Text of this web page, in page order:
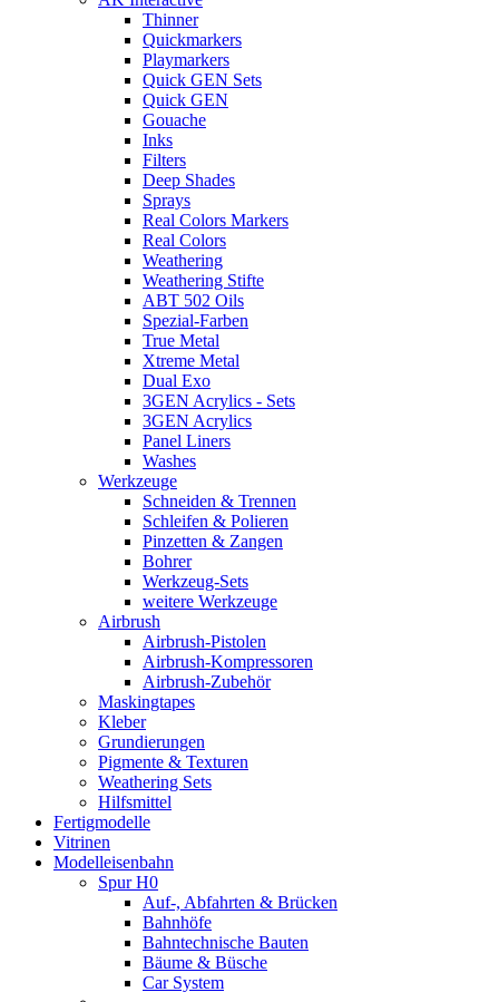
Thinner
Quickmarkers
Playmarkers
Quick GEN Sets
Quick GEN
Gouache
Inks
Filters
Deep Shades
Sprays
Real Colors Markers
Real Colors
Weathering
Weathering Stifte
ABT 502 Oils
Spezial-Farben
True Metal
Xtreme Metal
Dual Exo
3GEN Acrylics - Sets
3GEN Acrylics
Panel Liners
Washes
Werkzeuge
Schneiden & Trennen
Schleifen & Polieren
Pinzetten & Zangen
Bohrer
Werkzeug-Sets
weitere Werkzeuge
Airbrush
Airbrush-Pistolen
Airbrush-Kompressoren
Airbrush-Zubehör
Maskingtapes
Kleber
Grundierungen
Pigmente & Texturen
Weathering Sets
Hilfsmittel
Fertigmodelle
Vitrinen
Modelleisenbahn
Spur H0
Auf-, Abfahrten & Brücken
Bahnhöfe
Bahntechnische Bauten
Bäume & Büsche
Car System